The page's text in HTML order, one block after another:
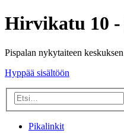
Hirvikatu 10
Pispalan nykytaiteen
Hyppää sisältöön
Pikalinkit